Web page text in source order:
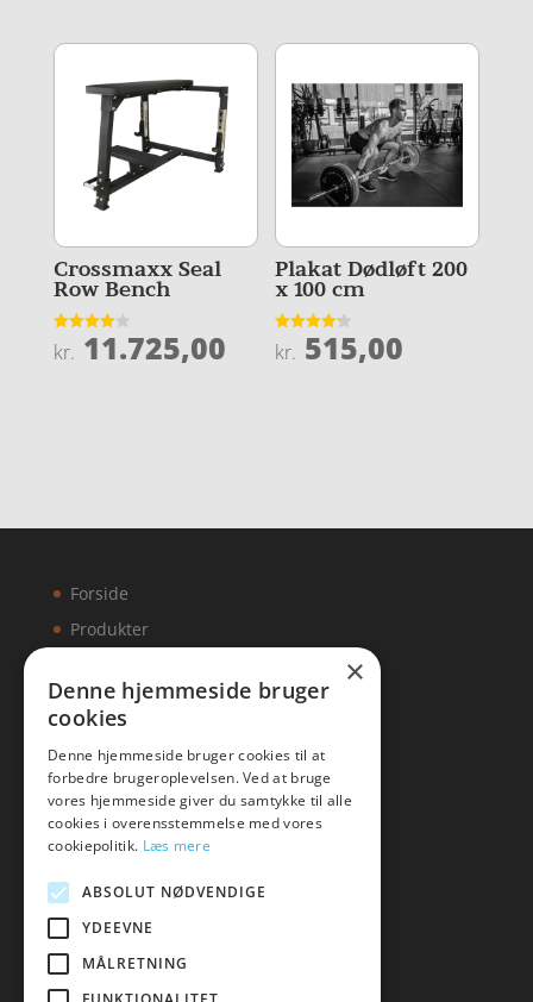
Crossmaxx Seal
Row Bench
Vurderet
4
kr. 11.725,00
Plakat Dødløft 200
x 100 cm
Vurderet
4.2
kr. 515,00
Forside
Produkter
Artikler
Malawigruppen
Mail:hej@malawigruppen.dk
×
Denne hjemmeside bruger
cookies
Denne hjemmeside bruger cookies til at
forbedre brugeroplevelsen. Ved at bruge
vores hjemmeside giver du samtykke til alle
cookies i overensstemmelse med vores
cookiepolitik. Læs mere
ABSOLUT NØDVENDIGE
YDEEVNE
MÅLRETNING